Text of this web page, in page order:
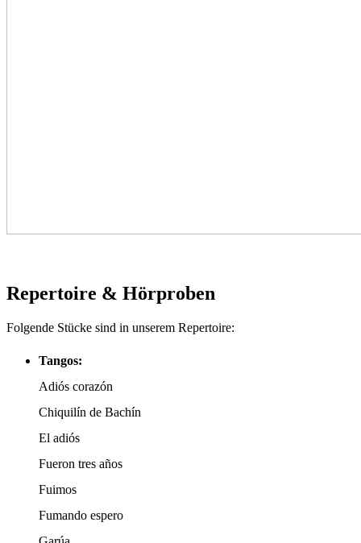
Repertoire & Hörproben
Folgende Stücke sind in unserem Repertoire:
Tangos:
Adiós corazón
Chiquilín de Bachín
El adiós
Fueron tres años
Fuimos
Fumando espero